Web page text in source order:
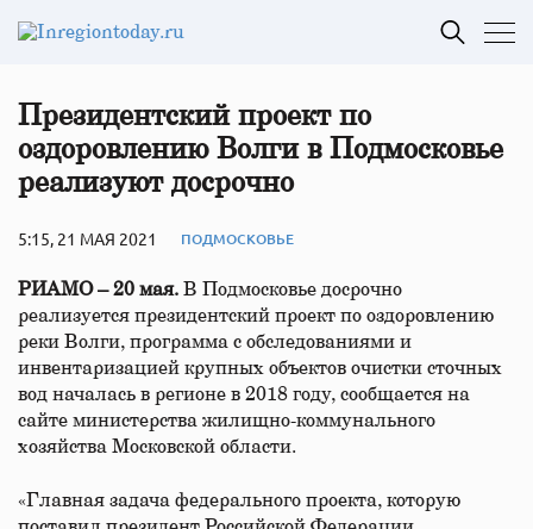
Президентский проект по
оздоровлению Волги в Подмосковье
реализуют досрочно
5:15, 21 МАЯ 2021 ПОДМОСКОВЬЕ
РИАМО – 20 мая. В Подмосковье досрочно
реализуется президентский проект по оздоровлению
реки Волги, программа с обследованиями и
инвентаризацией крупных объектов очистки сточных
вод началась в регионе в 2018 году, сообщается на
сайте министерства жилищно-коммунального
хозяйства Московской области.
«Главная задача федерального проекта, которую